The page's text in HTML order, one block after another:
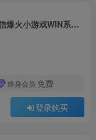
《末日重启H5》经典三网H5益智类抖音微信爆火小游戏WIN系一键服务端+Linux手工服务端+详细搭建教程
终身会员 免费
登录购买